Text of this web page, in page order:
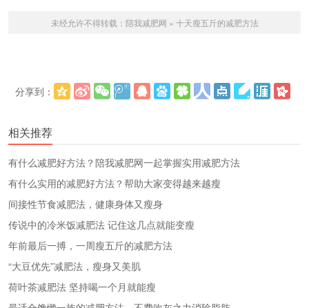
未经允许不得转载： 陪我减肥网 » 十天瘦五斤的减肥方法
分享到：
相关推荐
有什么减肥好方法？陪我减肥网一起掌握实用减肥方法
有什么实用的减肥好方法？帮助大家变得越来越瘦
间接性节食减肥法，健康身体又瘦身
传说中的冷米饭减肥法 记住这几点就能变瘦
年前最后一搏，一周瘦五斤的减肥方法
“大豆优先”减肥法，瘦身又美肌
荷叶茶减肥法 坚持喝一个月就能瘦